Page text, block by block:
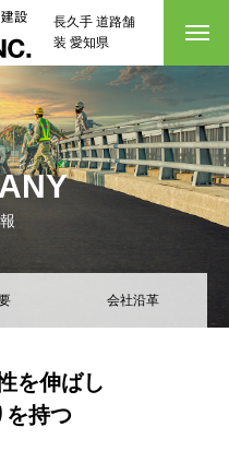
長久手 道路舗
装 愛知県
会社沿革
を伸ばし
を持つ